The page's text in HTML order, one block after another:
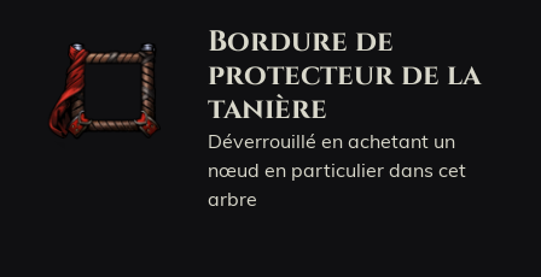
Bordure de
protecteur de la
tanière
Déverrouillé en achetant un
nœud en particulier dans cet
arbre